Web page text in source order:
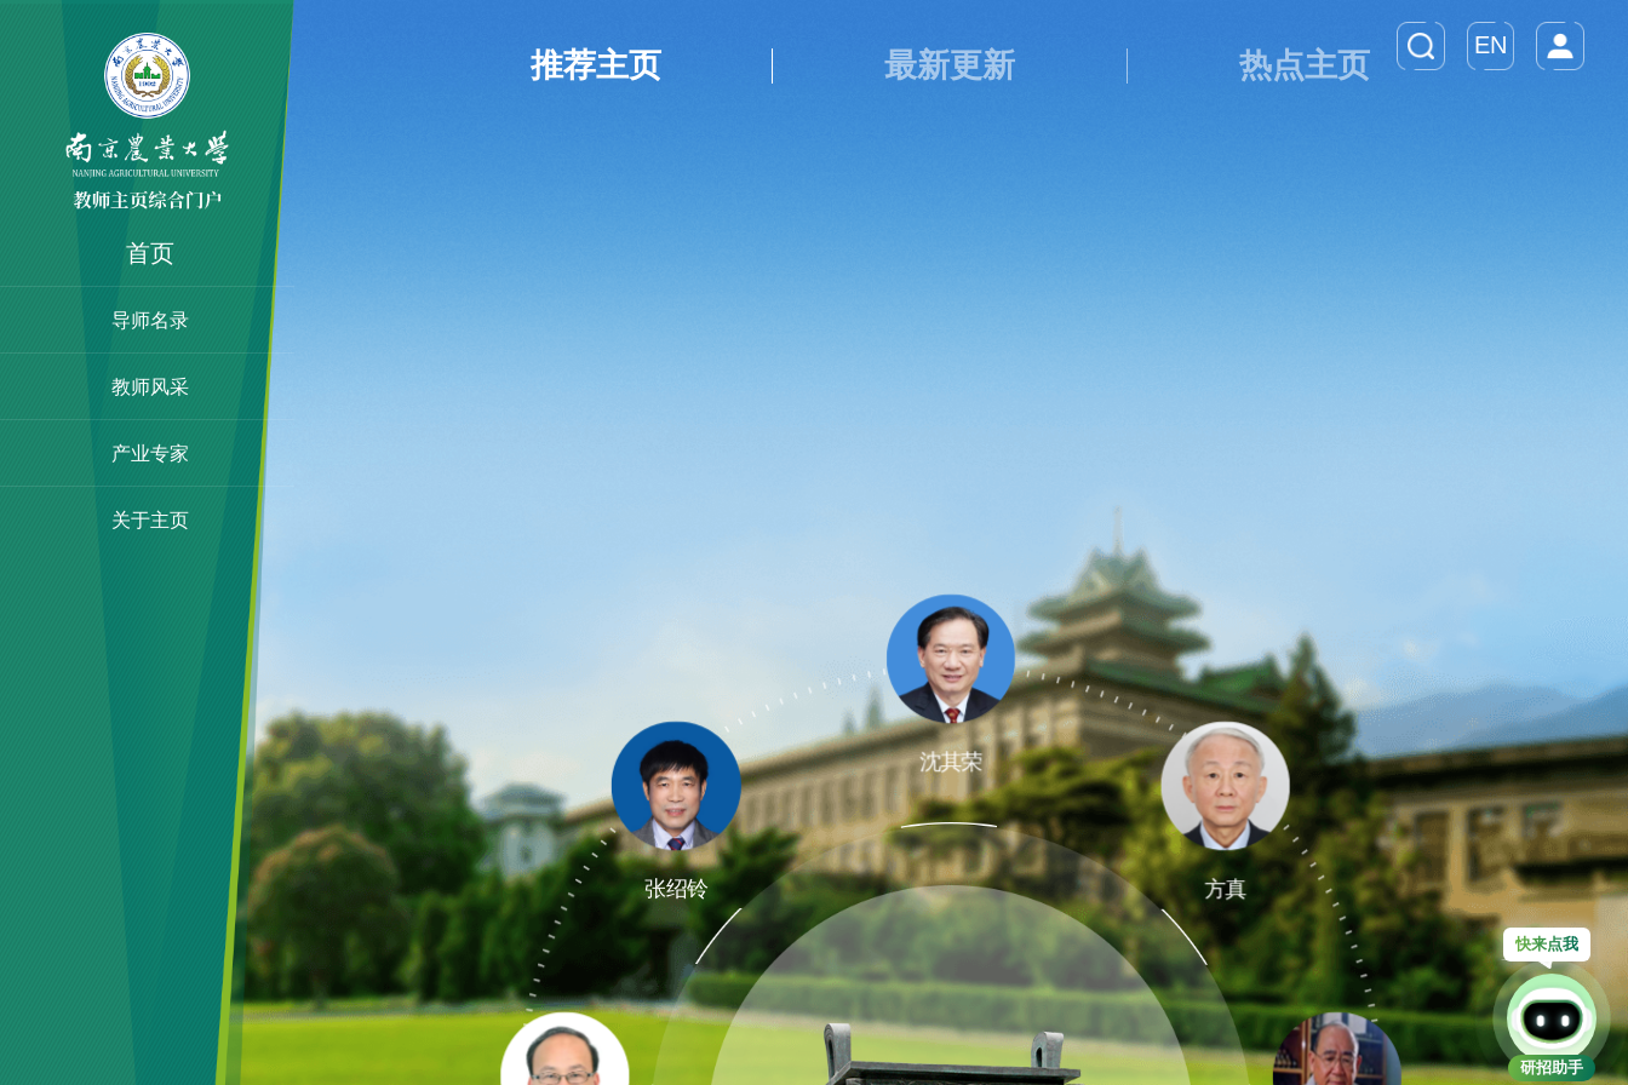
快来
研招助手
首页
导师名录
教师风采
产业专家
关于主页
EN
推荐主页 最新更新 热点主页
张绍铃
沈其荣
方真